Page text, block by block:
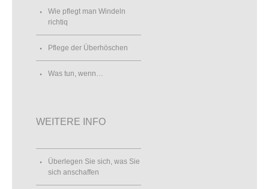
Wie pflegt man Windeln
richtiq
Pflege der Überhöschen
Was tun, wenn…
WEITERE INFO
Überlegen Sie sich, was Sie
sich anschaffen